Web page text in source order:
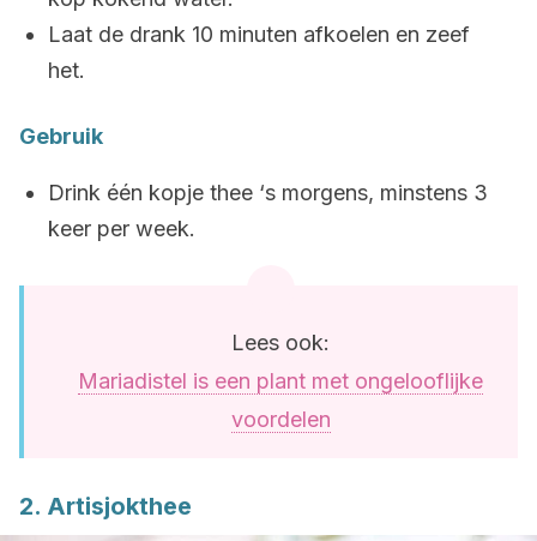
Laat de drank 10 minuten afkoelen en zeef
het.
Gebruik
Drink één kopje thee ‘s morgens, minstens 3
keer per week.
Lees ook:
Mariadistel is een plant met ongelooflijke
voordelen
2. Artisjokthee